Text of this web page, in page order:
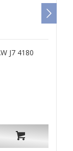
J7 4180